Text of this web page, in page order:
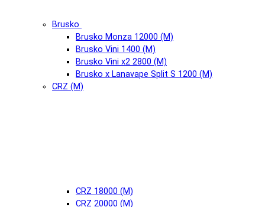
Brusko
Brusko Monza 12000 (М)
Brusko Vini 1400 (М)
Brusko Vini x2 2800 (М)
Brusko x Lanavape Split S 1200 (М)
CRZ (М)
CRZ 18000 (М)
CRZ 20000 (М)